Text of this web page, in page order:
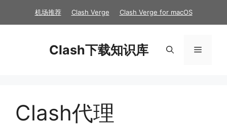
机场推荐 Clash Verge Clash Verge for macOS
Clash下载知识库 菜
Clash代理